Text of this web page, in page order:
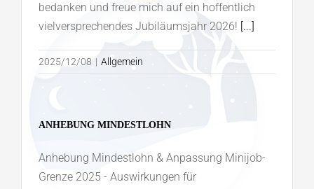
bedanken und freue mich auf ein hoffentlich
vielversprechendes Jubiläumsjahr 2026! [...]
2025/12/08 | Allgemein
ANHEBUNG MINDESTLOHN
Anhebung Mindestlohn & Anpassung Minijob-
Grenze 2025 - Auswirkungen für